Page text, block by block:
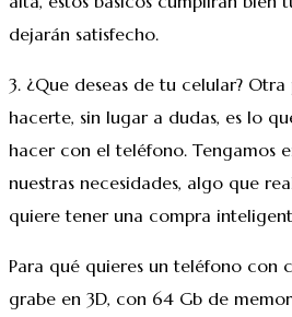
dejarán satisfecho.
3. ¿Que deseas de tu celular?
hacerte, sin lugar a dudas, es lo
hacer con el teléfono. Tengamos
nuestras necesidades, algo que
quiere tener una compra
Para qué quieres un teléfono con
grabe en 3D, con 64 Gb de